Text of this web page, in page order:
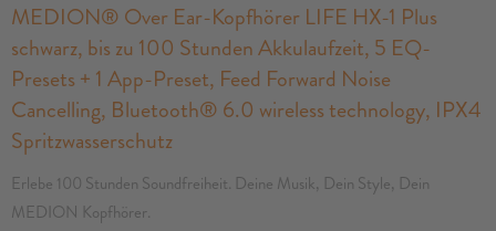
MEDION® Over Ear-Kopfhörer LIFE HX-1 Plus
schwarz, bis zu 100 Stunden Akkulaufzeit, 5 EQ-
Presets + 1 App-Preset, Feed Forward Noise
Cancelling, Bluetooth® 6.0 wireless technology, IPX4
Spritzwasserschutz
Erlebe 100 Stunden Soundfreiheit. Deine Musik, Dein Style, Dein
MEDION Kopfhörer.